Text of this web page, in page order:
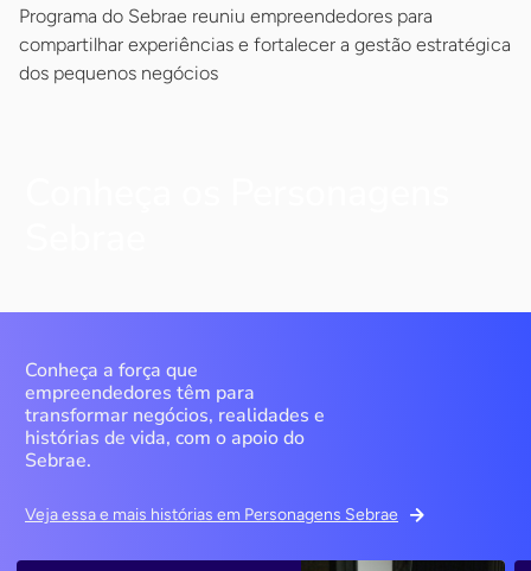
Programa do Sebrae reuniu empreendedores para
compartilhar experiências e fortalecer a gestão estratégica
dos pequenos negócios
Conheça a força que
empreendedores têm para
transformar negócios, realidades e
histórias de vida, com o apoio do
Sebrae.
Veja essa e mais histórias em Personagens Sebrae